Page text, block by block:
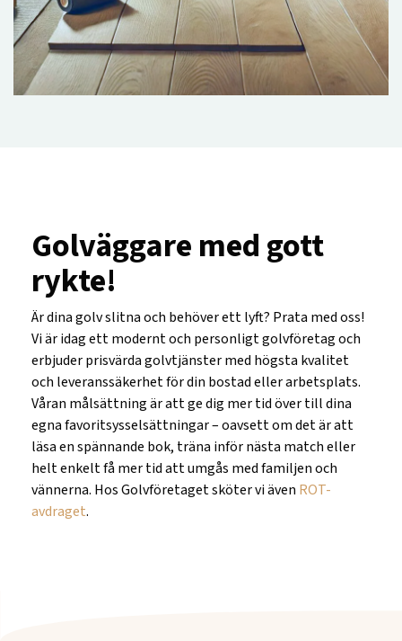
Golväggare med gott
rykte!
Är dina golv slitna och behöver ett lyft? Prata med oss!
Vi är idag ett modernt och personligt golvföretag och
erbjuder prisvärda golvtjänster med högsta kvalitet
och leveranssäkerhet för din bostad eller arbetsplats.
Våran målsättning är att ge dig mer tid över till dina
egna favoritsysselsättningar – oavsett om det är att
läsa en spännande bok, träna inför nästa match eller
helt enkelt få mer tid att umgås med familjen och
vännerna. Hos Golvföretaget sköter vi även ROT-
avdraget.